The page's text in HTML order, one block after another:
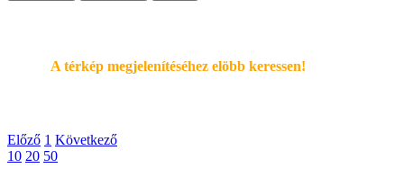
A térkép megjelenítéséhez elöbb keressen!
Előző 1 Következő
10 20 50